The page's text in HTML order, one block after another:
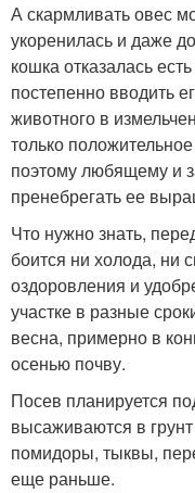
А скармливать овес
укоренилась и даже
кошка отказалась
постепенно вводить
животного в
только
поэтому любящему и
пренебрегать ее
Что нужно знать,
боится ни холода, ни
оздоровления и
участке в разные
весна, примерно в
осенью почву.
Посев планируется
высаживаются в
помидоры, тыквы,
еще раньше.